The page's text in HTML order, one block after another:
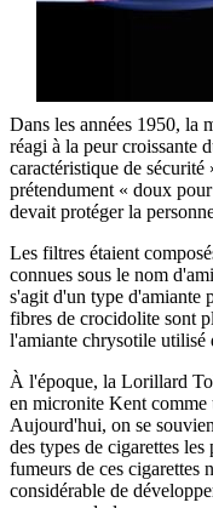
Dans les années 1950, la
réagi à la peur croissante
caractéristique de
prétendument « doux
devait protéger la
Les filtres étaient
connues sous le nom
s'agit d'un type d'amiante
fibres de crocidolite sont
l'amiante chrysotile utilisé
À l'époque, la Lorillard
en micronite Kent comme
Aujourd'hui, on se
des types de cigarettes
fumeurs de ces cigarettes
considérable de